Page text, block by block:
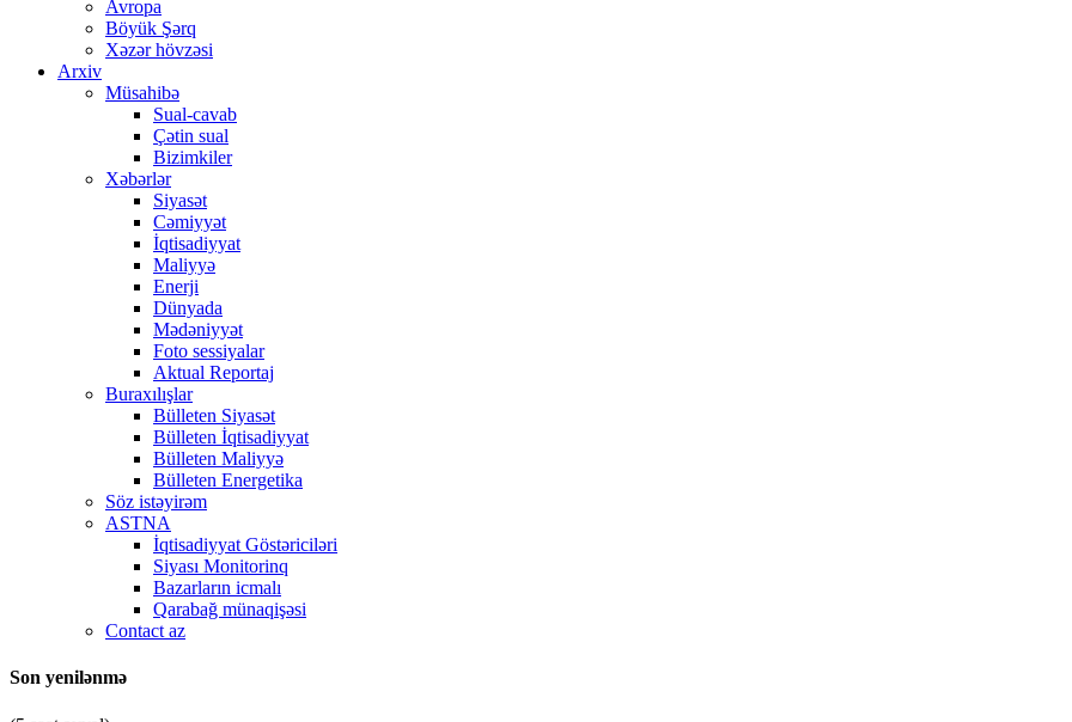
Avropa
Böyük Şərq
Xəzər hövzəsi
Arxiv
Müsahibə
Sual-cavab
Çətin sual
Bizimkiler
Xəbərlər
Siyasət
Cəmiyyət
İqtisadiyyat
Maliyyə
Enerji
Dünyada
Mədəniyyət
Foto sessiyalar
Aktual Reportaj
Buraxılışlar
Bülleten Siyasət
Bülleten İqtisadiyyat
Bülleten Maliyyə
Bülleten Energetika
Söz istəyirəm
ASTNA
İqtisadiyyat Göstəriciləri
Siyası Monitorinq
Bazarların icmalı
Qarabağ münaqişəsi
Contact az
Son yenilənmə